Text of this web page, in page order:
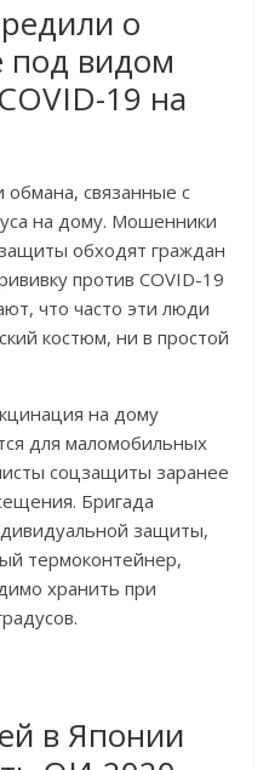
о
под видом
19 на
обмана, связанные с
на дому. Мошенники
обходят граждан
против COVID-19
что часто эти люди
костюм, ни в простой
на дому
для маломобильных
соцзащиты заранее
Бригада
защиты,
термоконтейнер,
хранить при
в Японии